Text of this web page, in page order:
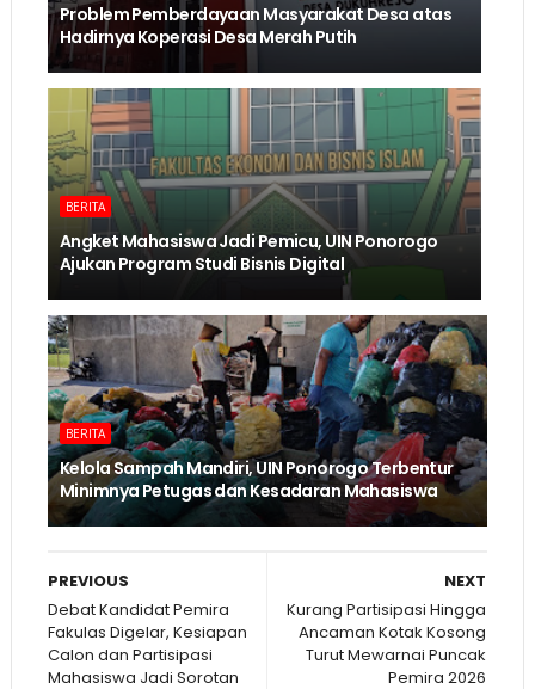
Problem Pemberdayaan Masyarakat Desa atas
Hadirnya Koperasi Desa Merah Putih
BERITA
Angket Mahasiswa Jadi Pemicu, UIN Ponorogo
Ajukan Program Studi Bisnis Digital
BERITA
Kelola Sampah Mandiri, UIN Ponorogo Terbentur
Minimnya Petugas dan Kesadaran Mahasiswa
NEXT
Kurang Partisipasi Hingga
Ancaman Kotak Kosong
Turut Mewarnai Puncak
Pemira 2026
PREVIOUS
Debat Kandidat Pemira
Fakulas Digelar, Kesiapan
Calon dan Partisipasi
Mahasiswa Jadi Sorotan